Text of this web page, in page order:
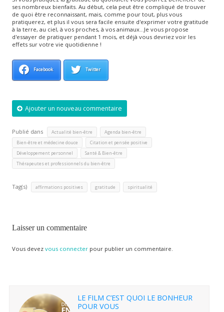
ses nombreux bienfaits. Au début, cela peut être compliqué de trouver
de quoi être reconnaissant, mais, comme pour tout, plus vous
pratiquerez, et plus il vous sera facile ensuite d'exprimer votre gratitude
à la terre, au ciel, à vos proches, à vos animaux...Je vous propose
d'essayer de pratiquer pendant 1 mois, et déjà vous devriez voir les
effets sur votre vie quotidienne !
Facebook Twitter
Ajouter un nouveau commentaire
Publié dans Actualité bien-être Agenda bien-être
Bien-être et médecine douce Citation et pensée positive
Développement personnel Santé & Bien-être
Thérapeutes et professionnels du bien-être
Tag(s) affirmations positives gratitude spiritualité
Laisser un commentaire
Vous devez vous connecterpour publier un commentaire.
LE FILM C’EST QUOI LE BONHEUR
POUR VOUS